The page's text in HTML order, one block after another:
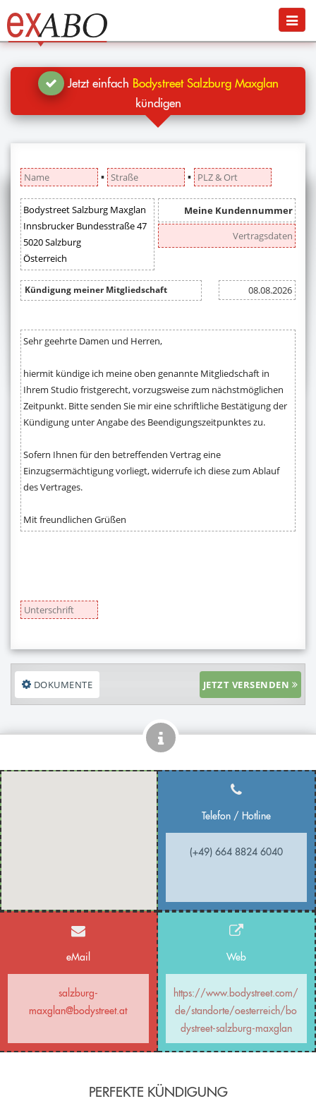
Jetzt kündigen
Blog
Anmelden
Menü
Jetzt einfach Bodystreet Salzburg Maxglan
kündigen
▪ ▪
DOKUMENTE JETZT VERSENDEN
Telefon / Hotline
(+49) 664 8824 6040
eMail
salzburg-
maxglan@bodystreet.at
Web
https://www.bodystreet.com/
de/standorte/oesterreich/bo
dystreet-salzburg-maxglan
PERFEKTE KÜNDIGUNG